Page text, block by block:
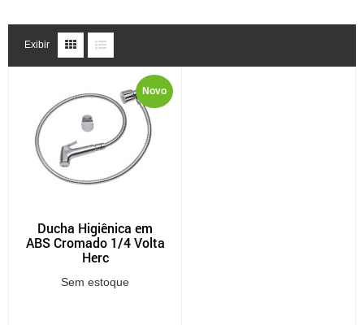
Exibir
Novo
Ducha Higiênica em
ABS Cromado 1/4 Volta
Herc
Sem estoque